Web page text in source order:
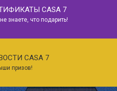
CASA 7
знаете, что подарить!
CASA 7
призов!